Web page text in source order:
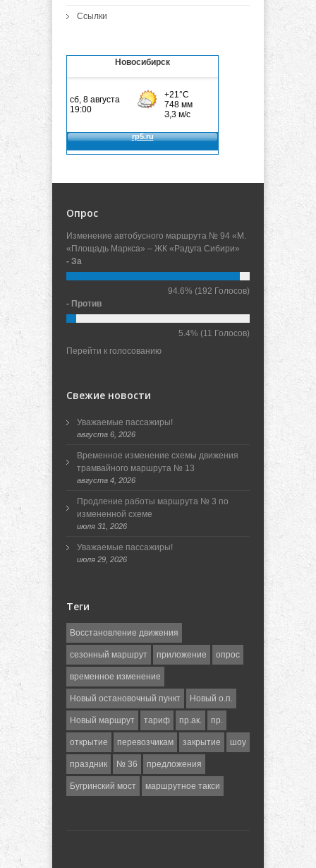
Ссылки
Новосибирск
Опрос
Изменение автобусного маршрута № 94 «М.
«Площадь Маркса» – ЖК «Радуга Сибири»
- За
94.6% (192 Голосов)
- Против
5.4% (11 Голосов)
Перейти к голосованию
Свежие новости
Уважаемые пассажиры!
августа 6, 2026
Временное изменение схемы движения
трамвайного маршрута № 13
августа 4, 2026
Продление работы маршрута № 3 по
измененной схеме
июля 31, 2026
Уважаемые пассажиры!
июля 29, 2026
Теги
Восстановление движения
сезонный маршрут приложение опрос
временное изменение
Новый остановочный пункт Новый о.п.
Новый маршрут тариф пр.ак. пр.
открытие перевозчикам закрытие шоу
праздник № 36 предложения
Бугринский мост маршрутное такси